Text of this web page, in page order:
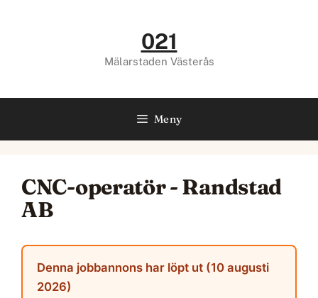
021
Mälarstaden Västerås
Meny
CNC-operatör - Randstad
AB
Denna jobbannons har löpt ut (10 augusti
2026)